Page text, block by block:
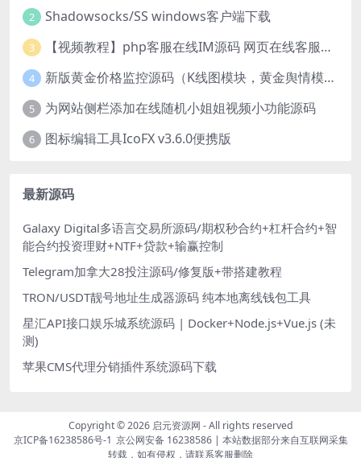
2 Shadowsocks/SS windows客户端下载
3 【视频教程】php客服在线IM源码 网页在线客服软件代码
4 新版黄金价格监控源码（K线图模块，黄金舆情模块，AI智能客服源码）
5 为网站侧栏添加在线随机小姐姐视频小功能源码
6 图标编辑工具IcoFX v3.6.0便携版
最新源码
Galaxy Digital多语言交易所源码/期权秒合约+杠杆合约+智
能合约投资理财+NTF+贷款+输赢控制
Telegram加拿大28投注源码/修复版+带搭建教程
TRON/USDT靓号地址生成器源码 纯本地离线钱包工具
星汇API接口娱乐城系统源码 | Docker+Node.js+Vue.js (未
测)
苹果CMS代理分销插件系统源码下载
Copyright © 2026 启元资源网 - All rights reserved
京ICP备16238586号-1 京公网安备 16238586| 本站数据部分来自互联网采集
转载，如有侵权，请联系客服删除